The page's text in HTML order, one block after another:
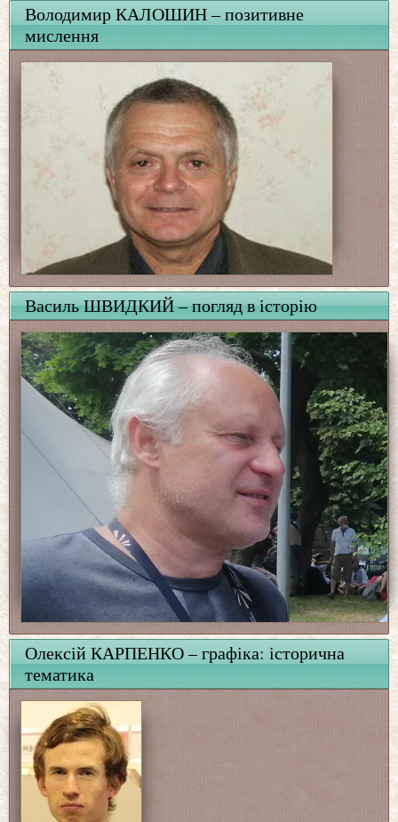
Володимир КАЛОШИН – позитивне
мислення
Василь ШВИДКИЙ – погляд в історію
Олексій КАРПЕНКО – графіка: історична
тематика